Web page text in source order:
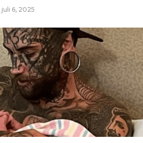
juli 6, 2025